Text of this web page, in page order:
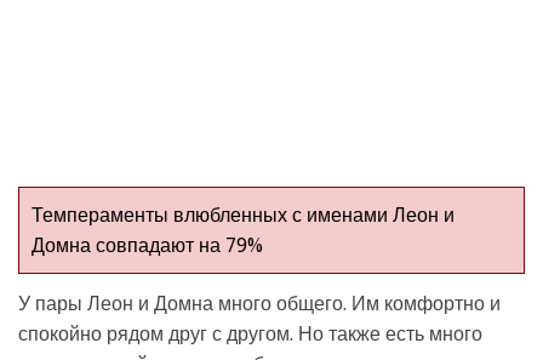
Темпераменты влюбленных с именами Леон и
Домна совпадают на 79%
У пары Леон и Домна много общего. Им комфортно и
спокойно рядом друг с другом. Но также есть много